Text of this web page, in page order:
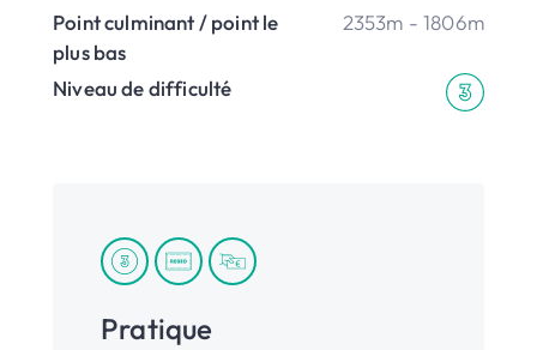
Point culminant / point le
plus bas
2353m - 1806m
Niveau de difficulté
Pratique